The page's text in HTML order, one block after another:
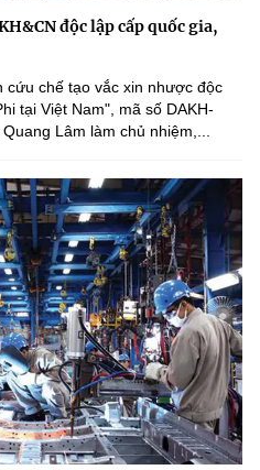
độc lập cấp quốc gia,
cứu chế tạo vắc xin nhược độc
tại Việt Nam", mã số DAKH-
Lâm làm chủ nhiệm,...